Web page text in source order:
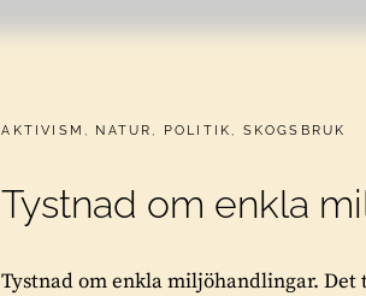
CATEGORIES:
AKTIVISM , NATUR , POLITIK , SKOGSBRUK
Tystnad om enkla
Tystnad om enkla miljöhandlingar.